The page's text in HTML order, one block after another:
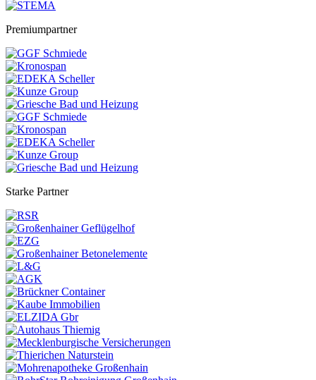
Premiumpartner
Starke Partner